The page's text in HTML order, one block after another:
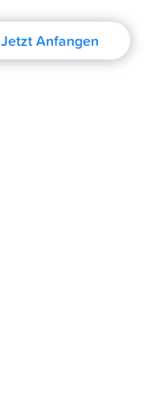
Jetzt Anfangen